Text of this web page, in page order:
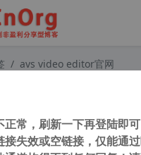
avs video editor官网
频？将视频用2倍
正常，刷新一下再登陆即
接失效或空链接，仅能通